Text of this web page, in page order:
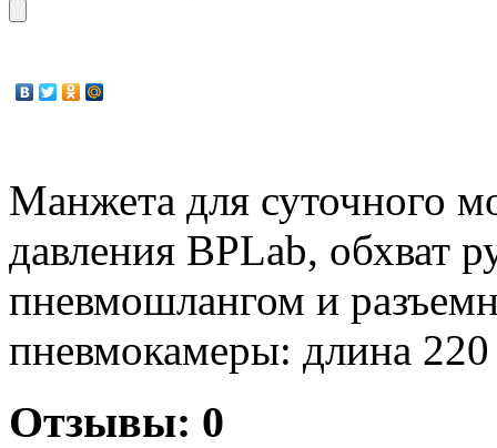
Манжета для суточного
давления BPLab, обхват
пневмошлангом и
пневмокамеры: длина
Отзывы: 0